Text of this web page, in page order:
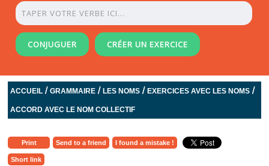
CONJUGUER CRÉER UN EXERCICE
ACCUEIL /GRAMMAIRE /LES NOMS /EXERCICES AVEC LES NOMS /
ACCORD AVEC LE NOM COLLECTIF
Print Send to a friend I found a mistake !
Short link